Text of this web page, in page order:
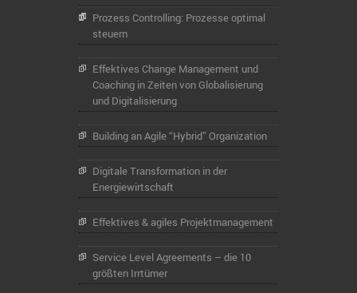
Prozess Controlling: Prozesse optimal
steuern
Effektives Change Management und
Coaching in Zeiten von Globalisierung
und Digitalisierung
Building an Agile “Hybrid” Organization
Digitale Transformation in der
Energiewirtschaft
Effektives & agiles Projektmanagement
Service Level Agreements – die 10
größten Irrtümer